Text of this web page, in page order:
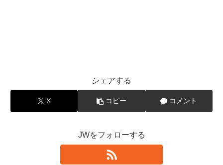
シェアする
X コピー コメント
JWをフォローする